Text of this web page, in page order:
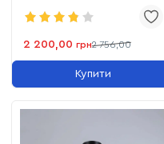
м² (Sirius B X13287/6
2 200,00 грн2 756,00
Купити